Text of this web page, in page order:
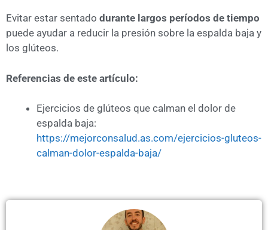
Evitar estar sentado durante largos períodos de tiempo
puede ayudar a reducir la presión sobre la espalda baja y
los glúteos.
Referencias de este artículo:
Ejercicios de glúteos que calman el dolor de
espalda baja:
https://mejorconsalud.as.com/ejercicios-gluteos-
calman-dolor-espalda-baja/